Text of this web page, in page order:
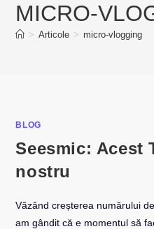
MICRO-
> Articole > micro-vlogging
BLOG
Seesmic: Acest
nostru
Văzând creșterea numărului
am gândit că e momentul să